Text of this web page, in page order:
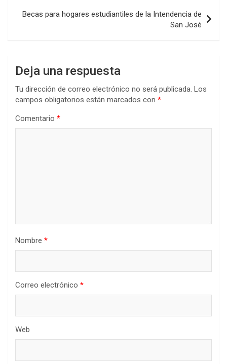
k
p
tir
entradas
Becas para hogares estudiantiles de la Intendencia de
San José
Deja una respuesta
Tu dirección de correo electrónico no será publicada. Los
campos obligatorios están marcados con *
Comentario *
Nombre *
Correo electrónico *
Web